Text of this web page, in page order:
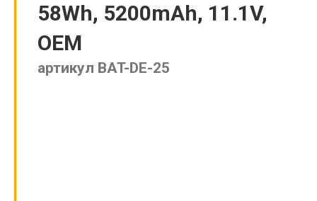
58Wh, 5200mAh, 11.1V,
OEM
артикул BAT-DE-25